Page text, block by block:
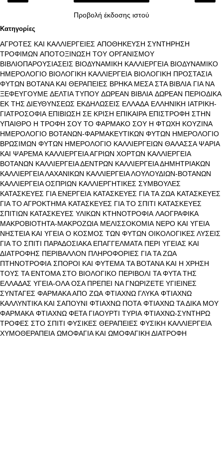
Προβολή έκδοσης ιστού
Κατηγορίες
ΑΓΡΟΤΕΣ ΚΑΙ ΚΑΛΛΙΕΡΓΕΙΕΣ ΑΠΟΘΗΚΕΥΣΗ ΣΥΝΤΗΡΗΣΗ
ΤΡΟΦΙΜΩΝ ΑΠΟΤΟΞΙΝΩΣΗ ΤΟΥ ΟΡΓΑΝΙΣΜΟΥ
ΒΙΒΛΙΟΠΑΡΟΥΣΙΑΣΕΙΣ ΒΙΟΔΥΝΑΜΙΚΗ ΚΑΛΛΙΕΡΓΕΙΑ ΒΙΟΔΥΝΑΜΙΚΟ
ΗΜΕΡΟΛΟΓΙΟ ΒΙΟΛΟΓΙΚΗ ΚΑΛΛΙΕΡΓΕΙΑ ΒΙΟΛΟΓΙΚΗ ΠΡΟΣΤΑΣΙΑ
ΦΥΤΩΝ ΒΟΤΑΝΑ ΚΑΙ ΘΕΡΑΠΕΙΕΣ ΒΡΗΚΑ ΜΕΣΑ ΣΤΑ ΒΙΒΛΙΑ ΓΙΑ ΝΑ
ΞΕΦΕΥΓΟΥΜΕ ΔΕΛΤΙΑ ΤΥΠΟΥ ΔΩΡΕΑΝ ΒΙΒΛΙΑ ΔΩΡΕΑΝ ΠΕΡΙΟΔΙΚΑ
ΕΚ ΤΗΣ ΔΙΕΥΘΥΝΣΕΩΣ ΕΚΔΗΛΩΣΕΙΣ ΕΛΛΑΔΑ ΕΛΛΗΝΙΚΗ ΙΑΤΡΙΚΗ-
ΓΙΑΤΡΟΣΟΦΙΑ ΕΠΙΒΙΩΣΗ ΣΕ ΚΡΙΣΗ ΕΠΙΚΑΙΡΑ ΕΠΙΣΤΡΟΦΗ ΣΤΗΝ
ΥΠΑΙΘΡΟ Η ΤΡΟΦΗ ΣΟΥ ΤΟ ΦΑΡΜΑΚΟ ΣΟΥ Η ΦΤΩΧΗ ΚΟΥΖΙΝΑ
ΗΜΕΡΟΛΟΓΙΟ ΒΟΤΑΝΩΝ-ΦΑΡΜΑΚΕΥΤΙΚΩΝ ΦΥΤΩΝ ΗΜΕΡΟΛΟΓΙΟ
ΒΡΩΣΙΜΩΝ ΦΥΤΩΝ ΗΜΕΡΟΛΟΓΙΟ ΚΑΛΛΙΕΡΓΕΙΩΝ ΘΑΛΑΣΣΑ ΨΑΡΙΑ
ΚΑΙ ΨΑΡΕΜΑ ΚΑΛΛΙΕΡΓΕΙΑ ΑΓΡΙΩΝ ΧΟΡΤΩΝ ΚΑΛΛΙΕΡΓΕΙΑ
ΒΟΤΑΝΩΝ ΚΑΛΛΙΕΡΓΕΙΑ ΔΕΝΤΡΩΝ ΚΑΛΛΙΕΡΓΕΙΑ ΔΗΜΗΤΡΙΑΚΩΝ
ΚΑΛΛΙΕΡΓΕΙΑ ΛΑΧΑΝΙΚΩΝ ΚΑΛΛΙΕΡΓΕΙΑ ΛΟΥΛΟΥΔΙΩΝ-ΒΟΤΑΝΩΝ
ΚΑΛΛΙΕΡΓΕΙΑ ΟΣΠΡΙΩΝ ΚΑΛΛΙΕΡΓΗΤΙΚΕΣ ΣΥΜΒΟΥΛΕΣ
ΚΑΤΑΣΚΕΥΕΣ ΓΙΑ ΕΝΕΡΓΕΙΑ ΚΑΤΑΣΚΕΥΕΣ ΓΙΑ ΤΑ ΖΩΑ ΚΑΤΑΣΚΕΥΕΣ
ΓΙΑ ΤΟ ΑΓΡΟΚΤΗΜΑ ΚΑΤΑΣΚΕΥΕΣ ΓΙΑ ΤΟ ΣΠΙΤΙ ΚΑΤΑΣΚΕΥΕΣ
ΣΠΙΤΙΩΝ ΚΑΤΑΣΚΕΥΕΣ ΥΛΙΚΩΝ ΚΤΗΝΟΤΡΟΦΙΑ ΛΑΟΓΡΑΦΙΚΑ
ΜΑΚΡΟΒΙΟΤΗΤΑ-ΜΑΚΡΟΖΩΙΑ ΜΕΛΙΣΣΟΚΟΜΙΑ ΝΕΡΟ ΚΑΙ ΥΓΕΙΑ
ΝΗΣΤΕΙΑ ΚΑΙ ΥΓΕΙΑ Ο ΚΟΣΜΟΣ ΤΩΝ ΦΥΤΩΝ ΟΙΚΟΛΟΓΙΚΕΣ ΛΥΣΕΙΣ
ΓΙΑ ΤΟ ΣΠΙΤΙ ΠΑΡΑΔΟΣΙΑΚΑ ΕΠΑΓΓΕΛΜΑΤΑ ΠΕΡΙ ΥΓΕΙΑΣ ΚΑΙ
ΔΙΑΤΡΟΦΗΣ ΠΕΡΙΒΑΛΛΟΝ ΠΛΗΡΟΦΟΡΙΕΣ ΓΙΑ ΤΑ ΖΩΑ
ΠΤΗΝΟΤΡΟΦΙΑ ΣΠΟΡΟΙ ΚΑΙ ΦΥΤΕΜΑ ΤΑ ΒΟΤΑΝΑ ΚΑΙ Η ΧΡΗΣΗ
ΤΟΥΣ ΤΑ ΕΝΤΟΜΑ ΣΤΟ ΒΙΟΛΟΓΙΚΟ ΠΕΡΙΒΟΛΙ ΤΑ ΦΥΤΑ ΤΗΣ
ΕΛΛΑΔΑΣ ΥΓΕΙΑ-ΟΛΑ ΟΣΑ ΠΡΕΠΕΙ ΝΑ ΓΝΩΡΙΖΕΤΕ ΥΓΙΕΙΝΕΣ
ΣΥΝΤΑΓΕΣ ΦΑΡΜΑΚΑ ΑΠΟ ΖΩΑ ΦΤΙΑΧΝΩ ΓΛΥΚΑ ΦΤΙΑΧΝΩ
ΚΑΛΛΥΝΤΙΚΑ ΚΑΙ ΣΑΠΟΥΝΙ ΦΤΙΑΧΝΩ ΠΟΤΑ ΦΤΙΑΧΝΩ ΤΑ ΔΙΚΑ ΜΟΥ
ΦΑΡΜΑΚΑ ΦΤΙΑΧΝΩ ΦΕΤΑ ΓΙΑΟΥΡΤΙ ΤΥΡΙΑ ΦΤΙΑΧΝΩ-ΣΥΝΤΗΡΩ
ΤΡΟΦΕΣ ΣΤΟ ΣΠΙΤΙ ΦΥΣΙΚΕΣ ΘΕΡΑΠΕΙΕΣ ΦΥΣΙΚΗ ΚΑΛΛΙΕΡΓΕΙΑ
ΧΥΜΟΘΕΡΑΠΕΙΑ ΩΜΟΦΑΓΙΑ ΚΑΙ ΩΜΟΦΑΓΙΚΗ ΔΙΑΤΡΟΦΗ